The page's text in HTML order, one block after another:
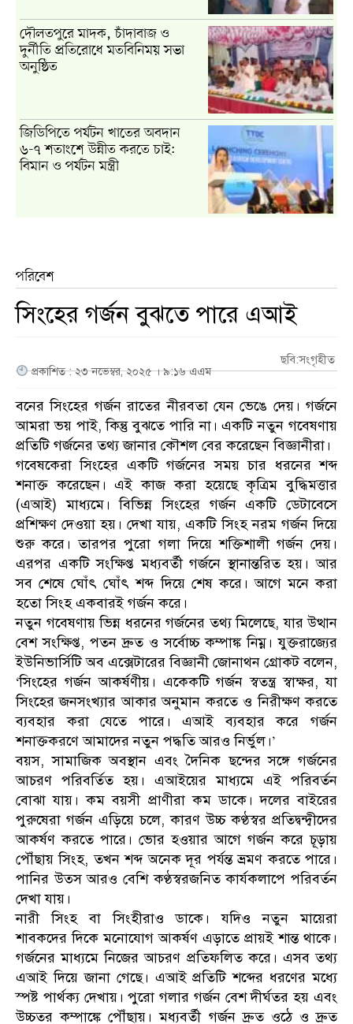
দৌলতপুরে মাদক, চাঁদাবাজ ও
দুর্নীতি প্রতিরোধে মতবিনিময় সভা
অনুষ্ঠিত
জিডিপিতে পর্যটন খাতের অবদান
৬-৭ শতাংশে উন্নীত করতে চাই:
বিমান ও পর্যটন মন্ত্রী